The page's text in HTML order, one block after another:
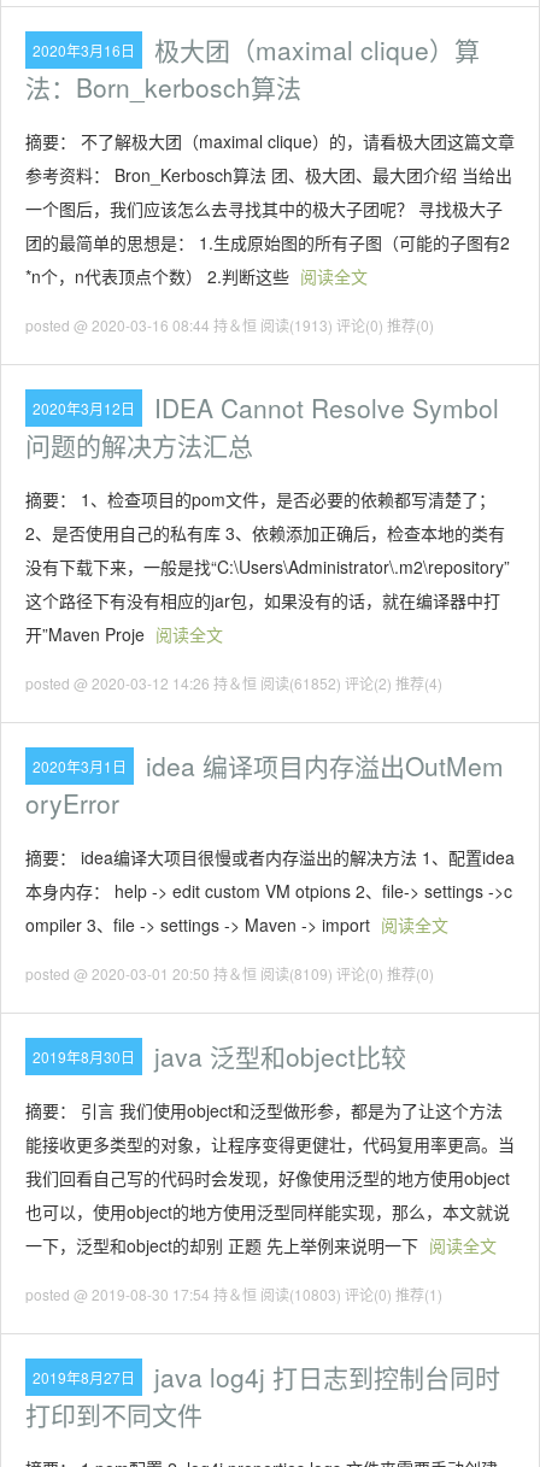
2020年3月16日
极大团（maximal clique）算
法：Born_kerbosch算法
摘要： 不了解极大团（maximal clique）的，请看极大团这篇文章
参考资料： Bron_Kerbosch算法 团、极大团、最大团介绍 当给出
一个图后，我们应该怎么去寻找其中的极大子团呢？ 寻找极大子
团的最简单的思想是： 1.生成原始图的所有子图（可能的子图有2
*n个，n代表顶点个数） 2.判断这些 阅读全文
posted @ 2020-03-16 08:44 持＆恒 阅读(1913) 评论(0) 推荐(0)
2020年3月12日
IDEA Cannot Resolve Symbol
问题的解决方法汇总
摘要： 1、检查项目的pom文件，是否必要的依赖都写清楚了；
2、是否使用自己的私有库 3、依赖添加正确后，检查本地的类有
没有下载下来，一般是找“C:\Users\Administrator\.m2\repository”
这个路径下有没有相应的jar包，如果没有的话，就在编译器中打
开”Maven Proje 阅读全文
posted @ 2020-03-12 14:26 持＆恒 阅读(61852) 评论(2) 推荐(4)
2020年3月1日
idea 编译项目内存溢出OutMem
oryError
摘要： idea编译大项目很慢或者内存溢出的解决方法 1、配置idea
本身内存： help -> edit custom VM otpions 2、file-> settings ->c
ompiler 3、file -> settings -> Maven -> import 阅读全文
posted @ 2020-03-01 20:50 持＆恒 阅读(8109) 评论(0) 推荐(0)
2019年8月30日 java 泛型和object比较
摘要： 引言 我们使用object和泛型做形参，都是为了让这个方法
能接收更多类型的对象，让程序变得更健壮，代码复用率更高。当
我们回看自己写的代码时会发现，好像使用泛型的地方使用object
也可以，使用object的地方使用泛型同样能实现，那么，本文就说
一下，泛型和object的却别 正题 先上举例来说明一下 阅读全文
posted @ 2019-08-30 17:54 持＆恒 阅读(10803) 评论(0) 推荐(1)
2019年8月27日
java log4j 打日志到控制台同时
打印到不同文件